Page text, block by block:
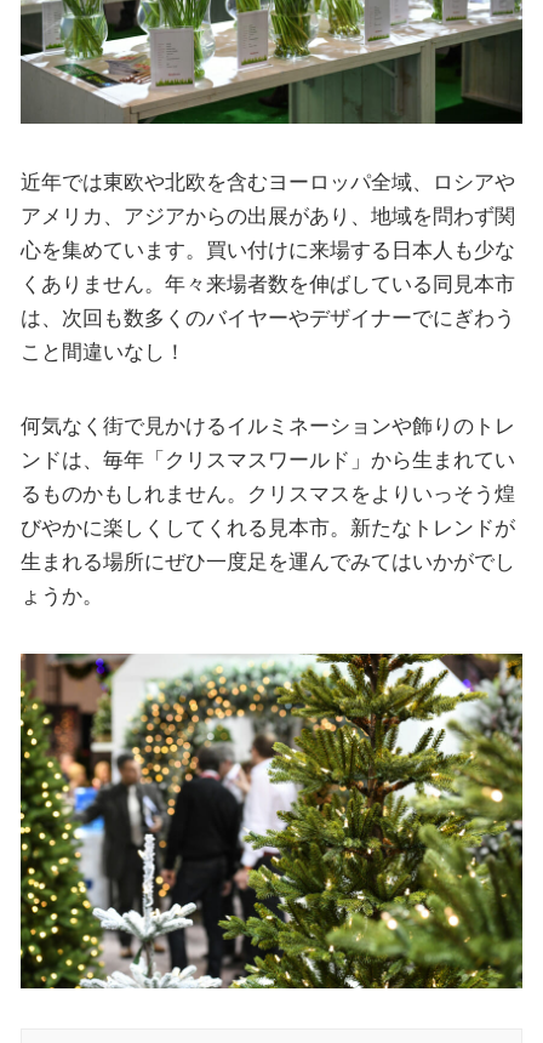
近年では東欧や北欧を含むヨーロッパ全域、ロシアや
アメリカ、アジアからの出展があり、地域を問わず関
心を集めています。買い付けに来場する日本人も少な
くありません。年々来場者数を伸ばしている同見本市
は、次回も数多くのバイヤーやデザイナーでにぎわう
こと間違いなし！
何気なく街で見かけるイルミネーションや飾りのトレ
ンドは、毎年「クリスマスワールド」から生まれてい
るものかもしれません。クリスマスをよりいっそう煌
びやかに楽しくしてくれる見本市。新たなトレンドが
生まれる場所にぜひ一度足を運んでみてはいかがでし
ょうか。